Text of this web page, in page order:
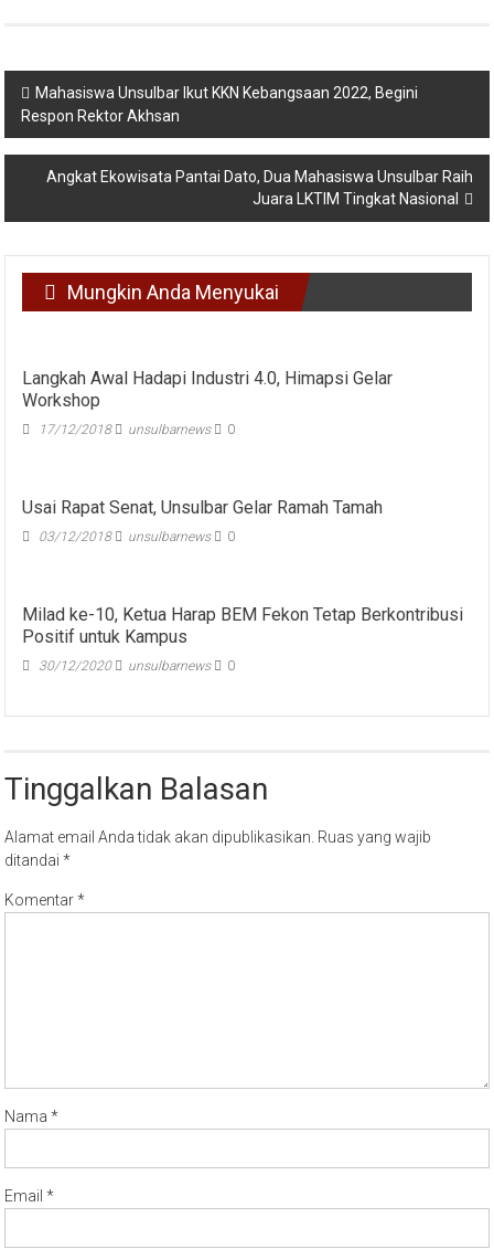
Navigasi
pos
Mahasiswa Unsulbar Ikut KKN Kebangsaan 2022, Begini
Respon Rektor Akhsan
Angkat Ekowisata Pantai Dato, Dua Mahasiswa Unsulbar Raih
Juara LKTIM Tingkat Nasional
Mungkin Anda Menyukai
Langkah Awal Hadapi Industri 4.0, Himapsi Gelar
Workshop
17/12/2018 unsulbarnews 0
Usai Rapat Senat, Unsulbar Gelar Ramah Tamah
03/12/2018 unsulbarnews 0
Milad ke-10, Ketua Harap BEM Fekon Tetap Berkontribusi
Positif untuk Kampus
30/12/2020 unsulbarnews 0
Tinggalkan Balasan
Alamat email Anda tidak akan dipublikasikan. Ruas yang wajib
ditandai*
Komentar*
Nama*
Email*